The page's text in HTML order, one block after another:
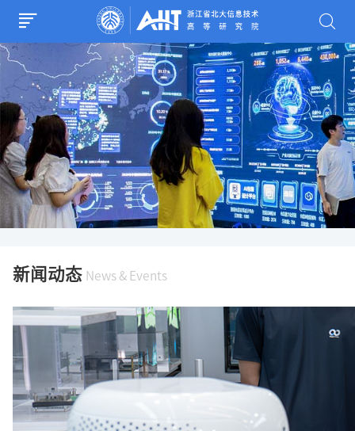
新闻动态 News & Events